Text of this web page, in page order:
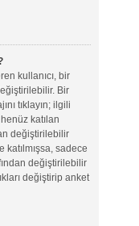
kullanıcı, bir
Bir
tıklayın; ilgili
katılan
değiştirilebilir
sadece
değiştirilebilir
değiştirip anket